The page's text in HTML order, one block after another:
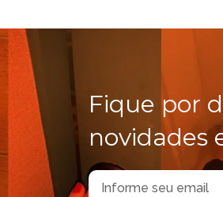
Fique por
novidades